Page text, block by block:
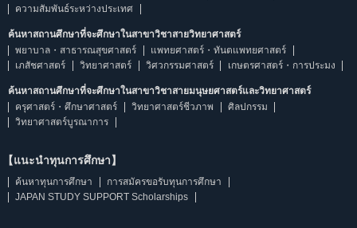
ความสัมพันธ์ระหว่างประเทศ
ค้นหาสถานศึกษาที่จะศึกษาในสาขาวิชาสายวิทยาศาสตร์
พยาบาล・สาธารณสุขศาสตร์
แพทยศาสตร์・ทันตแพทยศาสตร์
เภสัชศาสตร์
วิทยาศาสตร์ วิศวกรรมศาสตร์ เกษตรศาสตร์・การประมง
ค้นหาสถานศึกษาที่จะศึกษาในสาขาวิชาสายมนุษยศาสตร์และวิทยาศาสตร์
ครุศาสตร์・ศึกษาศาสตร์
วิทยาศาสตร์ชีวภาพ
ศิลปกรรม
วิทยาศาสตร์บูรณาการ
【แนะนำทุนการศึกษา】
ค้นหาทุนการศึกษา
การสมัครขอรับทุนการศึกษา
JAPAN STUDY SUPPORT Scholarships